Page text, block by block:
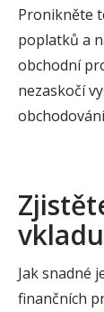
Pronikněte
poplatků a
obchodní
nezaskočí
Jak snadné
finančních